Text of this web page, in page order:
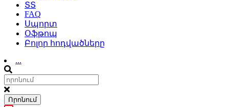
ՏՏ
FAQ
Սպորտ
Օֆթոպ
Բոլոր հոդվածները
...
Որոնում